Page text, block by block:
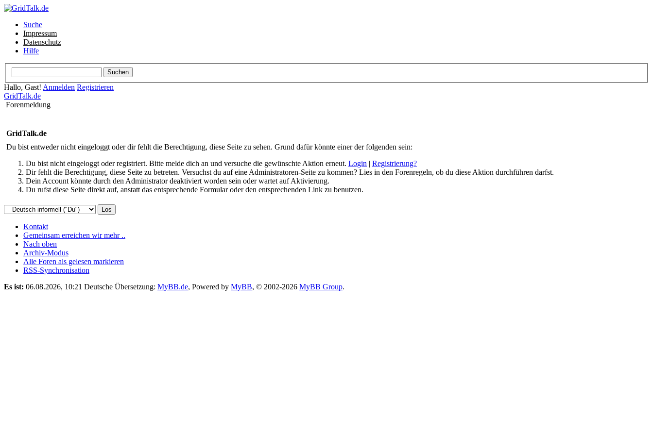
Suche
Impressum
Datenschutz
Hilfe
Hallo, Gast! Anmelden Registrieren
GridTalk.de
Forenmeldung
GridTalk.de
Du bist entweder nicht eingeloggt oder dir fehlt die Berechtigung, diese Seite zu sehen. Grund dafür könnte einer der folgenden sein:
Du bist nicht eingeloggt oder registriert. Bitte melde dich an und versuche die gewünschte Aktion erneut. Login | Registrierung?
Dir fehlt die Berechtigung, diese Seite zu betreten. Versuchst du auf eine Administratoren-Seite zu kommen? Lies in den Forenregeln, ob du diese Aktion durchführen darfst.
Dein Account könnte durch den Administrator deaktiviert worden sein oder wartet auf Aktivierung.
Du rufst diese Seite direkt auf, anstatt das entsprechende Formular oder den entsprechenden Link zu benutzen.
Kontakt
Gemeinsam erreichen wir mehr ..
Nach oben
Archiv-Modus
Alle Foren als gelesen markieren
RSS-Synchronisation
Es ist: 06.08.2026, 10:21 Deutsche Übersetzung: MyBB.de, Powered by MyBB, © 2002-2026 MyBB Group.